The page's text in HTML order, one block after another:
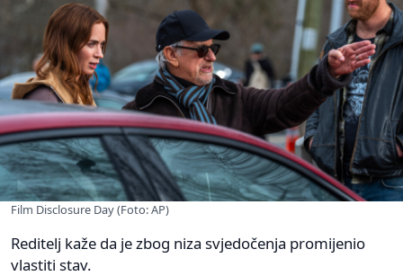
Film Disclosure Day (Foto: AP)
Reditelj kaže da je zbog niza svjedočenja promijenio
vlastiti stav.